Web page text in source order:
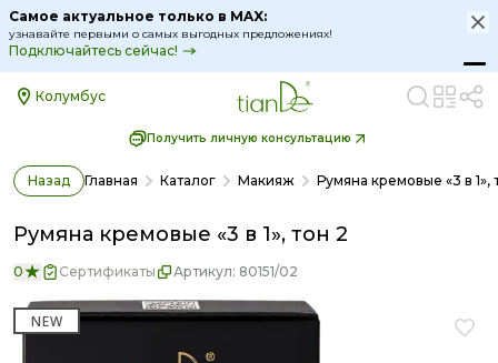
Самое актуальное только в MAX:
узнавайте первыми о самых выгодных предложениях!
Подключайтесь сейчас!
Колумбус
Получить личную консультацию
Назад Главная Каталог Макияж Румяна кремовые «3 в 1»,
Румяна кремовые «3 в 1», тон 2
0 Сертификаты Артикул: 80151/02
NEW